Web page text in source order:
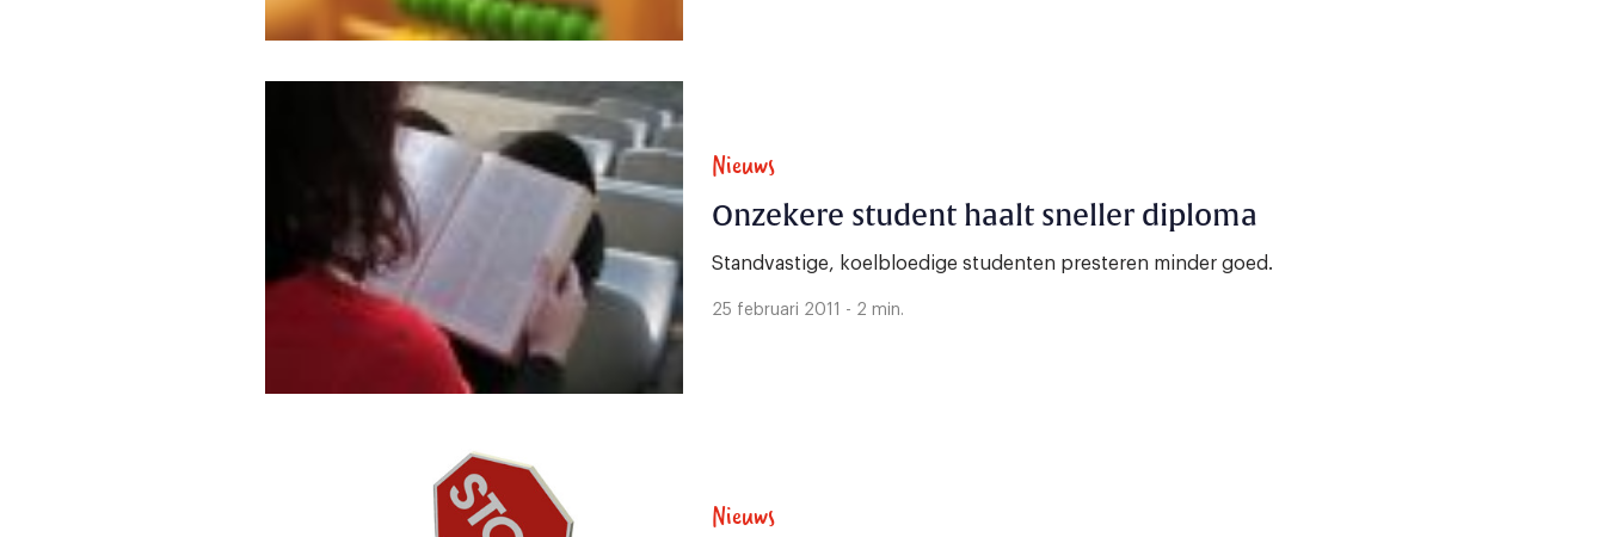
Nieuws
Onzekere student haalt sneller diploma
Standvastige, koelbloedige studenten presteren minder goed.
25 februari 2011 - 2 min.
Nieuws